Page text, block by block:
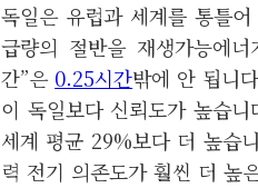
독일은 유럽과 세계를 통틀
급량의 절반을 재생가능에
간”은 0.25시간밖에 안 됩니
이 독일보다 신뢰도가 높습
세계 평균 29%보다 더 높습
력 전기 의존도가 훨씬 더 높